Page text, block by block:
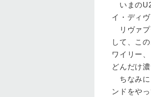
いまの
イ・ディ
リヴァプ
して、こ
ワイリー
どんだけ濃
ちなみに
ンドをやっ